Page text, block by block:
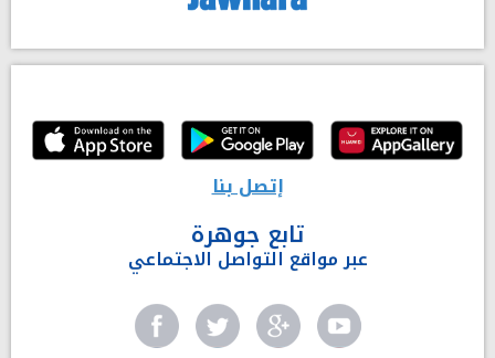
إتصل بنا
تابع جوهرة
عبر مواقع التواصل الاجتماعي